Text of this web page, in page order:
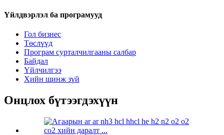
Үйлдвэрлэл ба програмууд
Гол бизнес
Төслүүд
Програм сурталчилгааны салбар
Байдал
Үйлчилгээ
Хийн шинж зүй
Онцлох бүтээгдэхүүн